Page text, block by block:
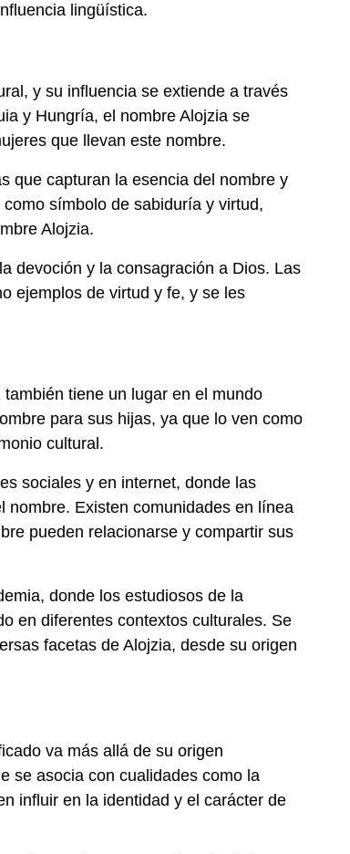
lingüística.
y su influencia se extiende a través
y Hungría, el nombre Alojzia se
que llevan este nombre.
que capturan la esencia del nombre y
símbolo de sabiduría y virtud,
Alojzia.
devoción y la consagración a Dios. Las
ejemplos de virtud y fe, y se les
tiene un lugar en el mundo
para sus hijas, ya que lo ven como
cultural.
sociales y en internet, donde las
nombre. Existen comunidades en línea
pueden relacionarse y compartir sus
donde los estudiosos de la
en diferentes contextos culturales. Se
facetas de Alojzia, desde su origen
va más allá de su origen
se asocia con cualidades como la
influir en la identidad y el carácter de